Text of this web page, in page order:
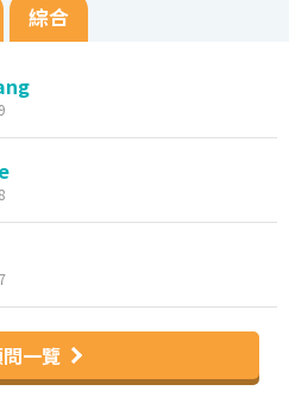
綜合
一覽